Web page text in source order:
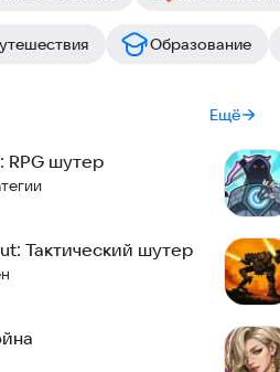
Образование
Ещё
RPG шутер
Тактический шутер